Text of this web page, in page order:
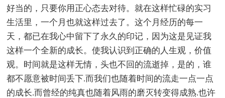
好当的，只要你用正心态去对待。就在这样忙碌的实习
生活里，一个月也就这样过去了。这个月经历的每一
天，都已在我心中留下了永久的印记，因为这是见证我
这样一个全新的成长。使我认识到正确的人生观，价值
观。时间就是这样无情，头也不回的流逝掉，是的，谁
都不愿意被时间丢下.而我们也随着时间的流走一点一点
的成长.而曾经的纯真也随着风雨的磨灭转变得成熟.也许